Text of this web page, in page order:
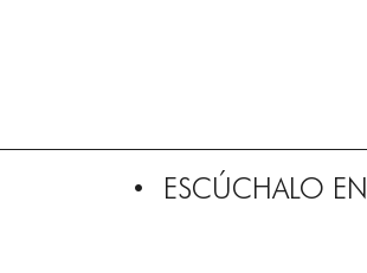
ESCÚCHALO EN